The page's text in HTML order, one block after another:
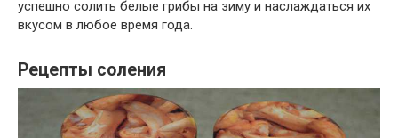
успешно солить белые грибы на зиму и наслаждаться их
вкусом в любое время года.
Рецепты соления